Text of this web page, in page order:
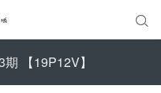

【19P12V】